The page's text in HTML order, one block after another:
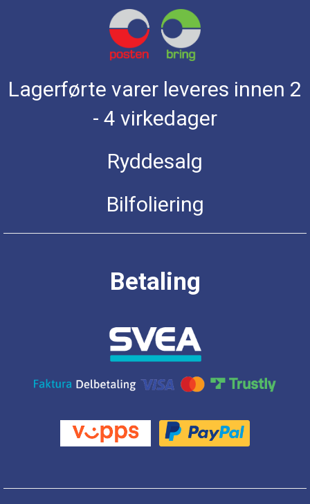
Lagerførte varer leveres innen 2
- 4 virkedager
Ryddesalg
Bilfoliering
Betaling